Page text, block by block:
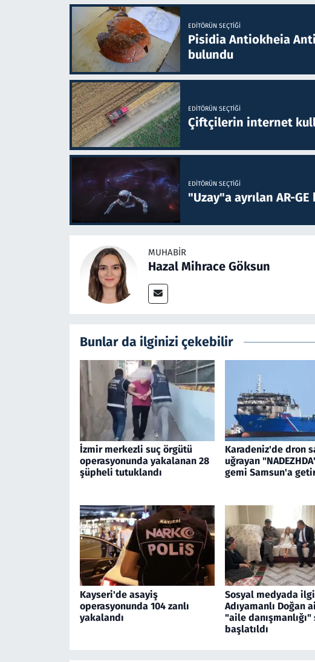
EDITÖRÜN SEÇTIĞI
Pisidia Antiokheia
bulundu
EDITÖRÜN SEÇTIĞI
Çiftçilerin internet
EDITÖRÜN SEÇTIĞI
"Uzay"a ayrılan AR-
MUHABIR
Hazal Mihrace Göksun
Bunlar da ilginizi çekebilir
İzmir merkezli suç örgütü
operasyonunda yakalanan 28
şüpheli tutuklandı
Karadeniz'de dron
uğrayan
gemi Samsun'a
Kayseri'de asayiş
operasyonunda 104 zanlı
yakalandı
Sosyal medyada
Adıyamanlı Doğan
"aile danışmanlığı"
başlatıldı